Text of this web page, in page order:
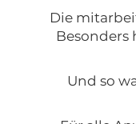
Die
Besonders
Und so